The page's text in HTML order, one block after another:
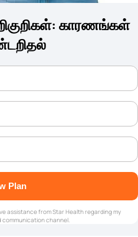
காரணங்கள்
Plan
assistance from Star Health regarding my
communication channel.